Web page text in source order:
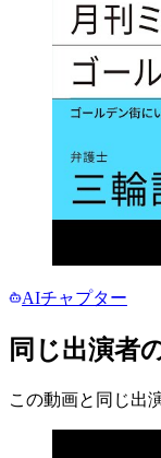
AIチャプター
同じ出演者
この動画と同じ出